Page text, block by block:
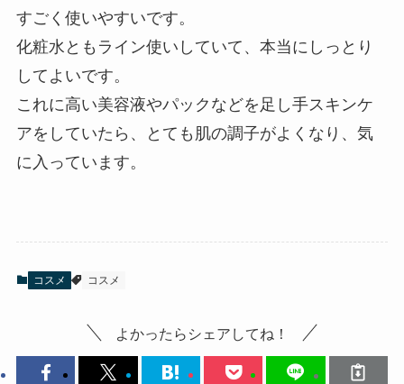
すごく使いやすいです。
化粧水ともライン使いしていて、本当にしっとり
してよいです。
これに高い美容液やパックなどを足し手スキンケ
アをしていたら、とても肌の調子がよくなり、気
に入っています。
コスメ コスメ
よかったらシェアしてね！